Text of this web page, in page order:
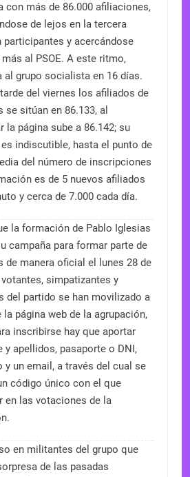
con más de 86.000 afiliaciones,
de lejos en la tercera
participantes y acercándose
al PSOE. A este ritmo,
al grupo socialista en 16 días.
del viernes los afiliados de
se sitúan en 86.133, al
la página sube a 86.142; su
indiscutible, hasta el punto de
del número de inscripciones
es de 5 nuevos afiliados
y cerca de 7.000 cada día.
la formación de Pablo Iglesias
campaña para formar parte de
de manera oficial el lunes 28 de
simpatizantes y
del partido se han movilizado a
la página web de la agrupación,
inscribirse hay que aportar
y apellidos, pasaporte o DNI,
un email, a través del cual se
código único con el que
en las votaciones de la
en militantes del grupo que
de las pasadas